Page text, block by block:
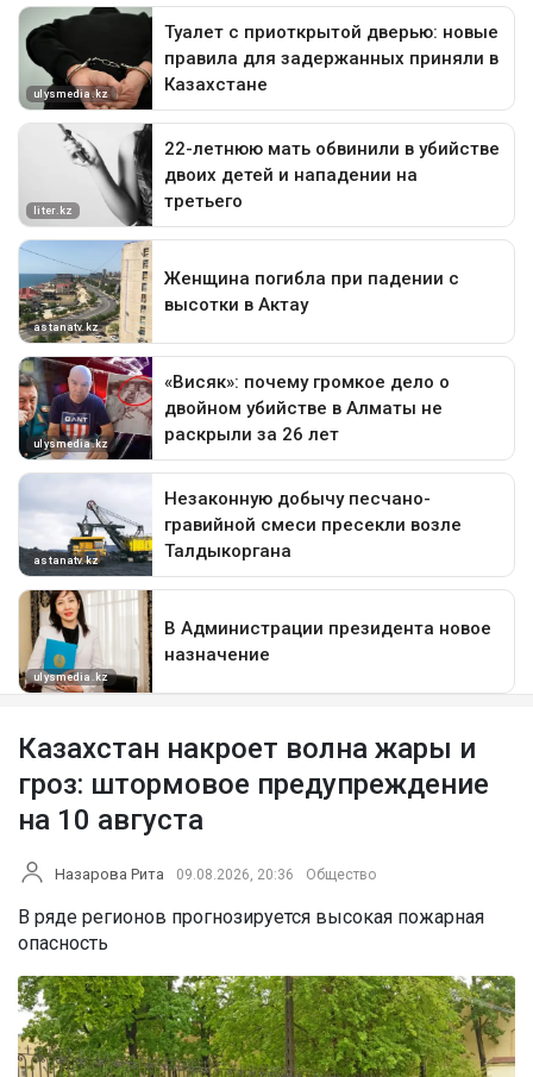
Казахстан накроет волна жары и
гроз: штормовое предупреждение
на 10 августа
Назарова Рита 09.08.2026, 20:36 Общество
В ряде регионов прогнозируется высокая пожарная
опасность